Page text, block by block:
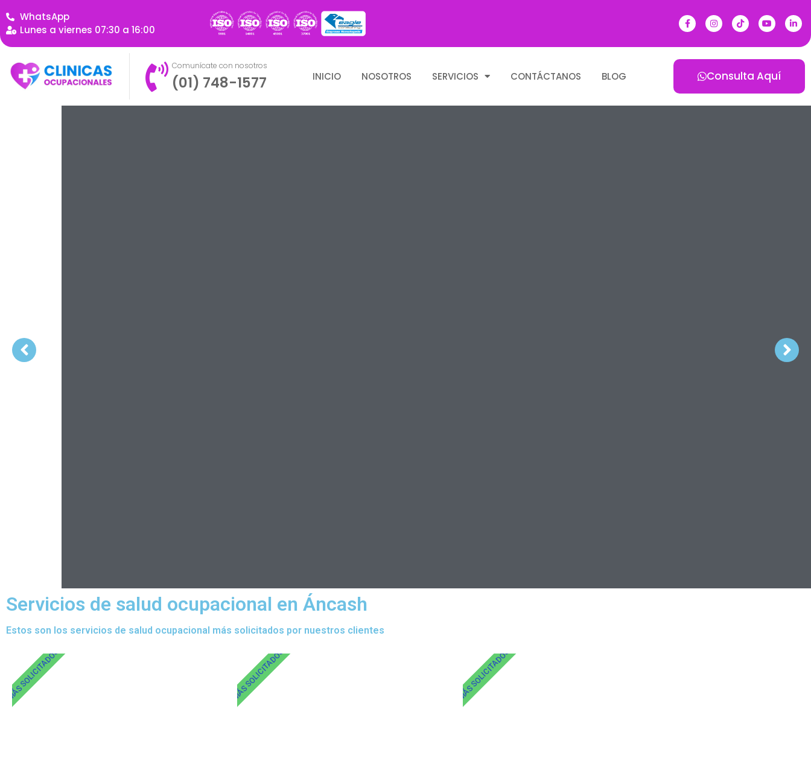
WhatsApp
Lunes a viernes 07:30 a 16:00
Comunícate con nosotros
(01) 748-1577 INICIO NOSOTROS SERVICIOS CONTÁCTANOS BLOG Consulta Aquí
Servicios de salud ocupacional en Áncash
Estos son los servicios de salud ocupacional más solicitados por nuestros clientes
MÁS SOLICITADOS MÁS SOLICITADOS MÁS SOLICITADOS